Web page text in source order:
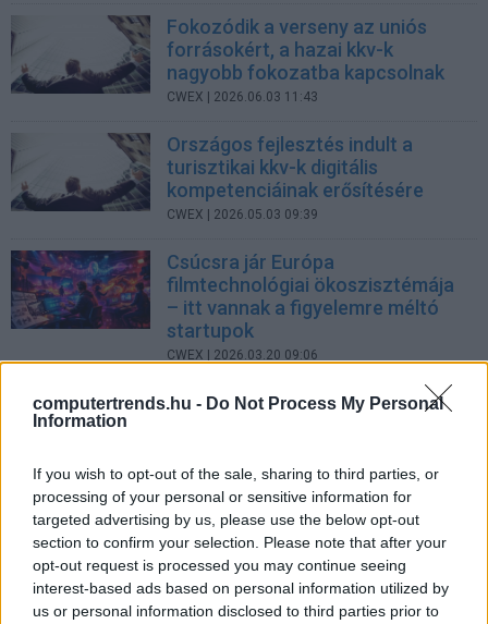
computertrends.hu - Do Not Process My Personal
Information
If you wish to opt-out of the sale, sharing to third parties, or
processing of your personal or sensitive information for
targeted advertising by us, please use the below opt-out
section to confirm your selection. Please note that after your
opt-out request is processed you may continue seeing
interest-based ads based on personal information utilized by
us or personal information disclosed to third parties prior to
Fokozódik a verseny az uniós
forrásokért, a hazai kkv-k
nagyobb fokozatba kapcsolnak
CWEX | 2026.06.03 11:43
Országos fejlesztés indult a
turisztikai kkv-k digitális
kompetenciáinak erősítésére
CWEX | 2026.05.03 09:39
Csúcsra jár Európa
filmtechnológiai ökoszisztémája
– itt vannak a figyelemre méltó
startupok
CWEX | 2026.03.20 09:06
Mikor érkezik a pénz? A határon
CWEX| 2026.03.15 19:41
Már asztali számítógépen is
elérhető a DÁP digitális aláírása
Biztonság | 2026.02.10 15:05